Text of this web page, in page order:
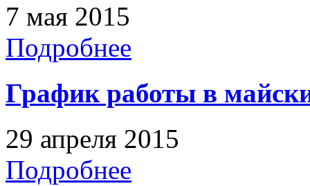
7 мая 2015
Подробнее
График работы в
29 апреля 2015
Подробнее